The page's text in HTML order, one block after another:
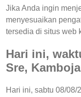
Jika Anda ingin
menyesuaikan
tersedia di situs web
Hari ini,
Sre, Kamboja
Hari ini, sabtu 08/08/